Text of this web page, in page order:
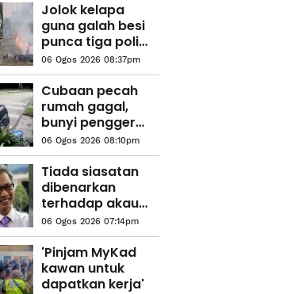
Jolok kelapa
guna galah besi
punca tiga polis
maut terkena
renjatan elektrik
06 Ogos 2026 08:37pm
Cubaan pecah
rumah gagal,
bunyi penggera
kejutkan
penghuni
06 Ogos 2026 08:10pm
Tiada siasatan
dibenarkan
terhadap akaun
Najib dalam
audit 1MDB -
Tony Pua
06 Ogos 2026 07:14pm
'Pinjam MyKad
kawan untuk
dapatkan kerja'